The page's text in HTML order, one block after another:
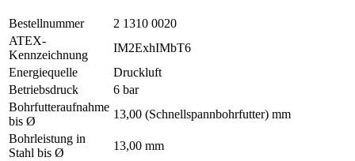
Bestellnummer
2 1310 0020
ATEX-
Kennzeichnung
IM2ExhIMbT6
Energiequelle
Druckluft
Betriebsdruck
6 bar
Bohrfutteraufnahme
bis Ø
13,00 (Schnellspannbohrfutter) mm
Bohrleistung in
Stahl bis Ø
13,00 mm